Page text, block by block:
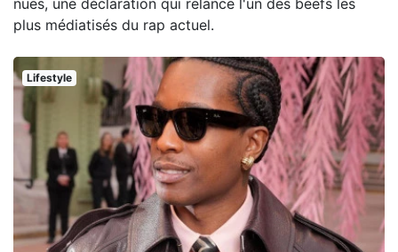
plus médiatisés du rap actuel.
Lifestyle